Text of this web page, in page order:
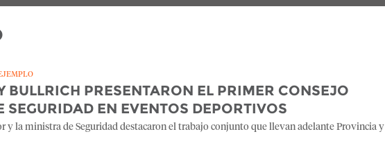
BULLRICH PRESENTARON EL PRIMER CONSEJO
SEGURIDAD EN EVENTOS DEPORTIVOS
y la ministra de Seguridad destacaron el trabajo conjunto que llevan adelante Provincia y